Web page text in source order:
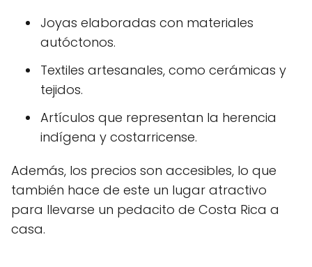
Joyas elaboradas con materiales
autóctonos.
Textiles artesanales, como cerámicas y
tejidos.
Artículos que representan la herencia
indígena y costarricense.
Además, los precios son accesibles, lo que
también hace de este un lugar atractivo
para llevarse un pedacito de Costa Rica a
casa.